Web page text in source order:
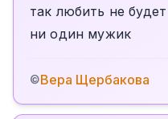
так любить не будет
ни один мужик
©Вера Щербакова